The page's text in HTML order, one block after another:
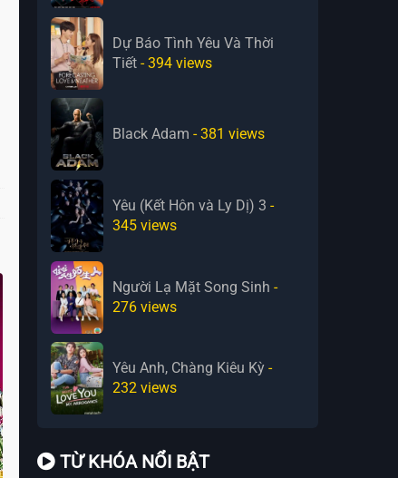
Dự Báo Tình Yêu Và Thời
Tiết - 394 views
Black Adam - 381 views
Yêu (Kết Hôn và Ly Dị) 3 -
345 views
Người Lạ Mặt Song Sinh -
276 views
Yêu Anh, Chàng Kiêu Kỳ -
232 views
TỪ KHÓA NỔI BẬT